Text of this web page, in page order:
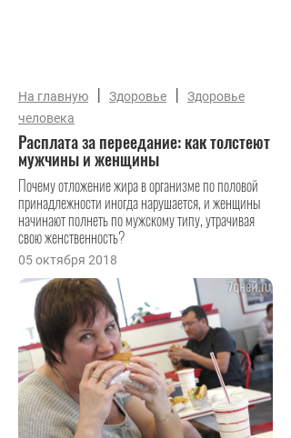
На главную | Здоровье |
Здоровье
человека
Расплата за переедание: как толстеют
мужчины и женщины
Почему отложение жира в организме по половой
принадлежности иногда нарушается, и женщины
начинают полнеть по мужскому типу, утрачивая
свою женственность?
05 октября 2018